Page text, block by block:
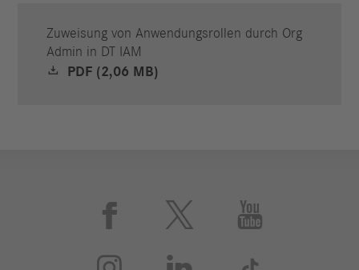
Zuweisung von Anwendungsrollen durch Org
Admin in DT IAM
PDF (2,06 MB)
 
